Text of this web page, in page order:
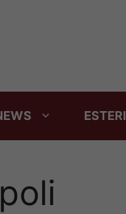
ESTERI